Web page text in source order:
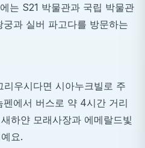
는 S21 박물관과 국립 박물관
과 실버 파고다를 방문하는
우시다면 시아누크빌로 주
에서 버스로 약 4시간 거리
하얀 모래사장과 에메랄드빛
요.